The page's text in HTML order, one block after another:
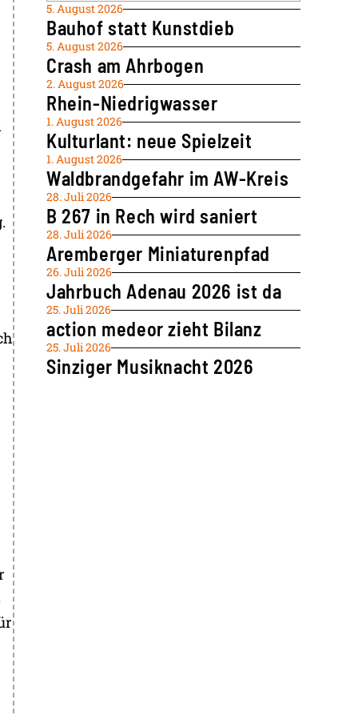
5. August 2026
Bauhof statt Kunstdieb
5. August 2026
Crash am Ahrbogen
2. August 2026
Rhein-Niedrigwasser
1. August 2026
Kulturlant: neue Spielzeit
1. August 2026
Waldbrandgefahr im AW-Kreis
28. Juli 2026
B 267 in Rech wird saniert
28. Juli 2026
Aremberger Miniaturenpfad
26. Juli 2026
Jahrbuch Adenau 2026 ist da
25. Juli 2026
action medeor zieht Bilanz
25. Juli 2026
Sinziger Musiknacht 2026